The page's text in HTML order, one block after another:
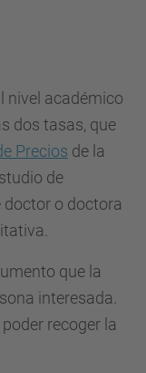
nivel académico
dos tasas, que
Precios de la
de
doctor o doctora
que la
interesada.
recoger la